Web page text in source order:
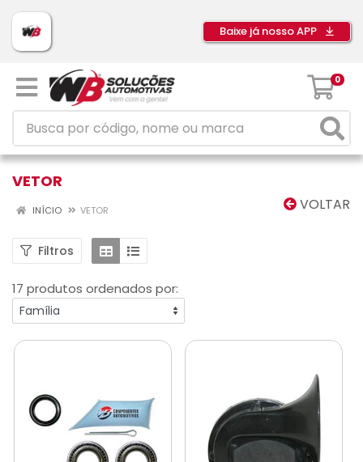
Baixe já nosso APP
0
VETOR
VOLTAR
INÍCIO VETOR
Filtros
17 produtos ordenados por: